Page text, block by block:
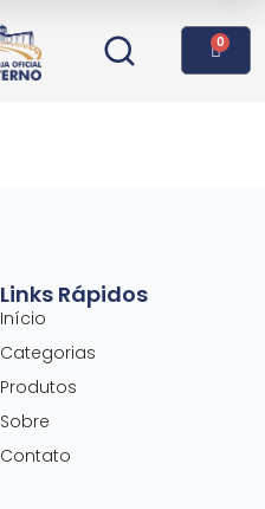
0
Links Rápidos
Início
Categorias
Produtos
Sobre
Contato